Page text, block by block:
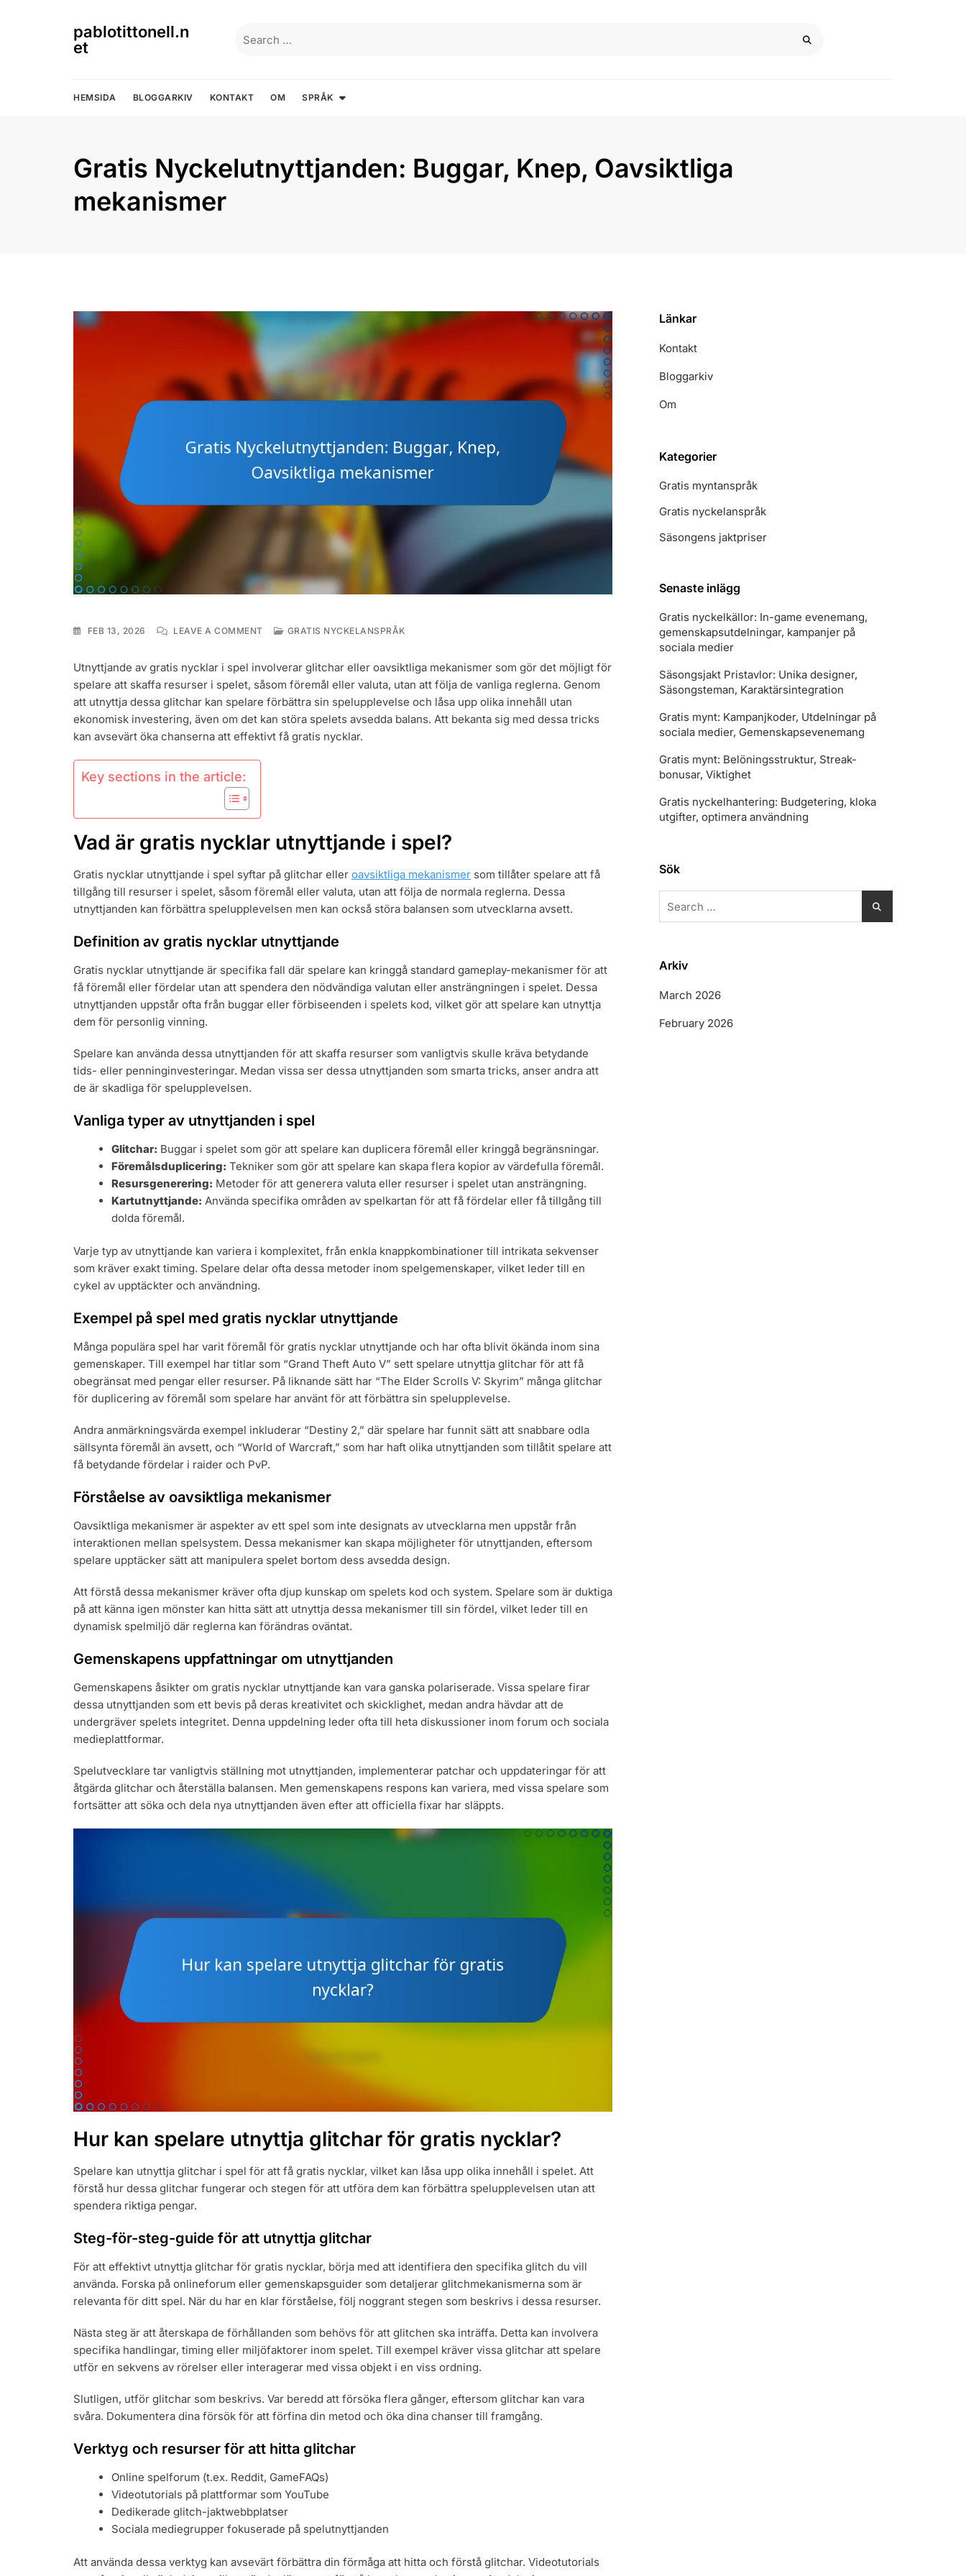
pablotittonell.n
et
for:
HEMSIDA BLOGGARKIV KONTAKT OM SPRÅK
Gratis Nyckelutnyttjanden: Buggar, Knep, Oavsiktliga
mekanismer
FEB 13, 2026 LEAVE A COMMENTON
BUGGAR,
KNEP,
OAVSIKTLIGA
GRATIS NYCKELANSPRÅK
Utnyttjande av gratis nycklar i spel involverar glitchar eller oavsiktliga mekanismer som gör det möjligt för
spelare att skaffa resurser i spelet, såsom föremål eller valuta, utan att följa de vanliga reglerna. Genom
att utnyttja dessa glitchar kan spelare förbättra sin spelupplevelse och låsa upp olika innehåll utan
ekonomisk investering, även om det kan störa spelets avsedda balans. Att bekanta sig med dessa tricks
kan avsevärt öka chanserna att effektivt få gratis nycklar.
Key sections in the article:
Vad är gratis nycklar utnyttjande i spel?
Gratis nycklar utnyttjande i spel syftar på glitchar eller oavsiktliga mekanismer som tillåter spelare att få
tillgång till resurser i spelet, såsom föremål eller valuta, utan att följa de normala reglerna. Dessa
utnyttjanden kan förbättra spelupplevelsen men kan också störa balansen som utvecklarna avsett.
Definition av gratis nycklar utnyttjande
Gratis nycklar utnyttjande är specifika fall där spelare kan kringgå standard gameplay-mekanismer för att
få föremål eller fördelar utan att spendera den nödvändiga valutan eller ansträngningen i spelet. Dessa
utnyttjanden uppstår ofta från buggar eller förbiseenden i spelets kod, vilket gör att spelare kan utnyttja
dem för personlig vinning.
Spelare kan använda dessa utnyttjanden för att skaffa resurser som vanligtvis skulle kräva betydande
tids- eller penninginvesteringar. Medan vissa ser dessa utnyttjanden som smarta tricks, anser andra att
de är skadliga för spelupplevelsen.
Vanliga typer av utnyttjanden i spel
Glitchar: Buggar i spelet som gör att spelare kan duplicera föremål eller kringgå begränsningar.
Föremålsduplicering: Tekniker som gör att spelare kan skapa flera kopior av värdefulla föremål.
Resursgenerering: Metoder för att generera valuta eller resurser i spelet utan ansträngning.
Kartutnyttjande: Använda specifika områden av spelkartan för att få fördelar eller få tillgång till
dolda föremål.
Varje typ av utnyttjande kan variera i komplexitet, från enkla knappkombinationer till intrikata sekvenser
som kräver exakt timing. Spelare delar ofta dessa metoder inom spelgemenskaper, vilket leder till en
cykel av upptäckter och användning.
Exempel på spel med gratis nycklar utnyttjande
Många populära spel har varit föremål för gratis nycklar utnyttjande och har ofta blivit ökända inom sina
gemenskaper. Till exempel har titlar som “Grand Theft Auto V” sett spelare utnyttja glitchar för att få
obegränsat med pengar eller resurser. På liknande sätt har “The Elder Scrolls V: Skyrim” många glitchar
för duplicering av föremål som spelare har använt för att förbättra sin spelupplevelse.
Andra anmärkningsvärda exempel inkluderar “Destiny 2,” där spelare har funnit sätt att snabbare odla
sällsynta föremål än avsett, och “World of Warcraft,” som har haft olika utnyttjanden som tillåtit spelare att
få betydande fördelar i raider och PvP.
Förståelse av oavsiktliga mekanismer
Oavsiktliga mekanismer är aspekter av ett spel som inte designats av utvecklarna men uppstår från
interaktionen mellan spelsystem. Dessa mekanismer kan skapa möjligheter för utnyttjanden, eftersom
spelare upptäcker sätt att manipulera spelet bortom dess avsedda design.
Att förstå dessa mekanismer kräver ofta djup kunskap om spelets kod och system. Spelare som är duktiga
på att känna igen mönster kan hitta sätt att utnyttja dessa mekanismer till sin fördel, vilket leder till en
dynamisk spelmiljö där reglerna kan förändras oväntat.
Gemenskapens uppfattningar om utnyttjanden
Gemenskapens åsikter om gratis nycklar utnyttjande kan vara ganska polariserade. Vissa spelare firar
dessa utnyttjanden som ett bevis på deras kreativitet och skicklighet, medan andra hävdar att de
undergräver spelets integritet. Denna uppdelning leder ofta till heta diskussioner inom forum och sociala
medieplattformar.
Spelutvecklare tar vanligtvis ställning mot utnyttjanden, implementerar patchar och uppdateringar för att
åtgärda glitchar och återställa balansen. Men gemenskapens respons kan variera, med vissa spelare som
fortsätter att söka och dela nya utnyttjanden även efter att officiella fixar har släppts.
Hur kan spelare utnyttja glitchar för gratis nycklar?
Spelare kan utnyttja glitchar i spel för att få gratis nycklar, vilket kan låsa upp olika innehåll i spelet. Att
förstå hur dessa glitchar fungerar och stegen för att utföra dem kan förbättra spelupplevelsen utan att
spendera riktiga pengar.
Steg-för-steg-guide för att utnyttja glitchar
För att effektivt utnyttja glitchar för gratis nycklar, börja med att identifiera den specifika glitch du vill
använda. Forska på onlineforum eller gemenskapsguider som detaljerar glitchmekanismerna som är
relevanta för ditt spel. När du har en klar förståelse, följ noggrant stegen som beskrivs i dessa resurser.
Nästa steg är att återskapa de förhållanden som behövs för att glitchen ska inträffa. Detta kan involvera
specifika handlingar, timing eller miljöfaktorer inom spelet. Till exempel kräver vissa glitchar att spelare
utför en sekvens av rörelser eller interagerar med vissa objekt i en viss ordning.
Slutligen, utför glitchar som beskrivs. Var beredd att försöka flera gånger, eftersom glitchar kan vara
svåra. Dokumentera dina försök för att förfina din metod och öka dina chanser till framgång.
Verktyg och resurser för att hitta glitchar
Online spelforum (t.ex. Reddit, GameFAQs)
Videotutorials på plattformar som YouTube
Dedikerade glitch-jaktwebbplatser
Sociala mediegrupper fokuserade på spelutnyttjanden
Att använda dessa verktyg kan avsevärt förbättra din förmåga att hitta och förstå glitchar. Videotutorials
Länkar
Kontakt
Bloggarkiv
Om
Kategorier
Gratis myntanspråk
Gratis nyckelanspråk
Säsongens jaktpriser
Senaste inlägg
Gratis nyckelkällor: In-game evenemang,
gemenskapsutdelningar, kampanjer på
sociala medier
Säsongsjakt Pristavlor: Unika designer,
Säsongsteman, Karaktärsintegration
Gratis mynt: Kampanjkoder, Utdelningar på
sociala medier, Gemenskapsevenemang
Gratis mynt: Belöningsstruktur, Streak-
bonusar, Viktighet
Gratis nyckelhantering: Budgetering, kloka
utgifter, optimera användning
Sök
for:
Arkiv
March 2026
February 2026